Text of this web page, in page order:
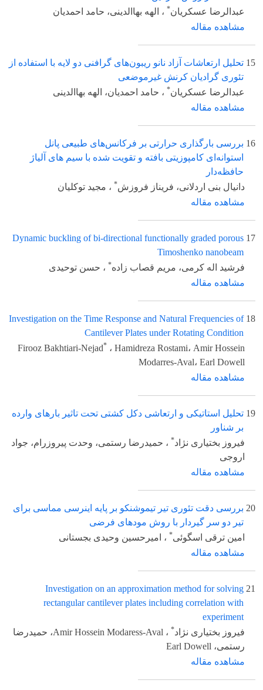
عبدالرضا عسکریان* ، الهه بهاالدینی، حامد احمدیان
مشاهده مقاله
15 تحلیل ارتعاشات آزاد نانو ریبون‌های گرافنی دو لایه با استفاده از
تئوری گرادیان کرنش غیرموضعی
عبدالرضا عسکریان* ، حامد احمدیان، الهه بهاالدینی
مشاهده مقاله
16 بررسی بارگذاری حرارتی بر فرکانس‌های طبیعی پانل‌
استوانه‌ای کامپوزیتی بافته و تقویت شده با سیم های آلیاژ
حافظه‌دار
دانیال بنی اردلانی، فریناز فروزش* ، مجید توکلیان
مشاهده مقاله
17
Dynamic buckling of bi-directional functionally graded porous
Timoshenko nanobeam
فرشید اله کرمی، مریم قصاب زاده* ، حسن توحیدی
مشاهده مقاله
18
Investigation on the Time Response and Natural Frequencies of
Cantilever Plates under Rotating Condition
Firooz Bakhtiari-Nejad* ، Hamidreza Rostami، Amir Hossein
Modarres-Aval، Earl Dowell
مشاهده مقاله
19 تحلیل استاتیکی و ارتعاشی دکل کشتی تحت تاثیر بارهای وارده
بر شناور
فیروز بختیاری نژاد* ، حمیدرضا رستمی، وحدت پیروزرام، جواد
اروجی
مشاهده مقاله
20 بررسی دقت تئوری تیر تیموشنکو بر پایه اینرسی مماسی برای
تیر دو سر گیردار با روش مودهای فرضی
امین ترقی اسگوئی* ، امیرحسین وحیدی بجستانی
مشاهده مقاله
21
Investigation on an approximation method for solving
rectangular cantilever plates including correlation with
experiment
فیروز بختیاری نژاد*
، Amir Hossein Modaress-Aval، حمیدرضا
رستمی، Earl Dowell
مشاهده مقاله